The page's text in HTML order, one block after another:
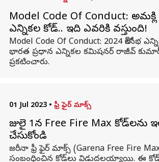
Model Code Of Conduct:
ఎన్నికల కోడ్.. ఇది ఎవరికి వస్తుంది!
Model Code Of Conduct: 2024 లోక్‌సభ
భారత ప్రధాన ఎన్నికల కమిషనర్ రాజీవ్
ప్రకటించారు.
01 Jul 2023 • ఫ్రీ ఫైర్ మాక్స్
జులై 1న Free Fire Max
చేసుకోండి
జరీనా ఫ్రీ ఫైర్ మాక్స్ (Garena Free Fire
సంబంధించిన కోడ్‌లు విడుదలయ్యాయి. ఈ